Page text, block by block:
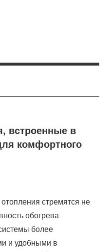
встроенные в
комфортного
стремятся не
обогрева
более
и удобными в